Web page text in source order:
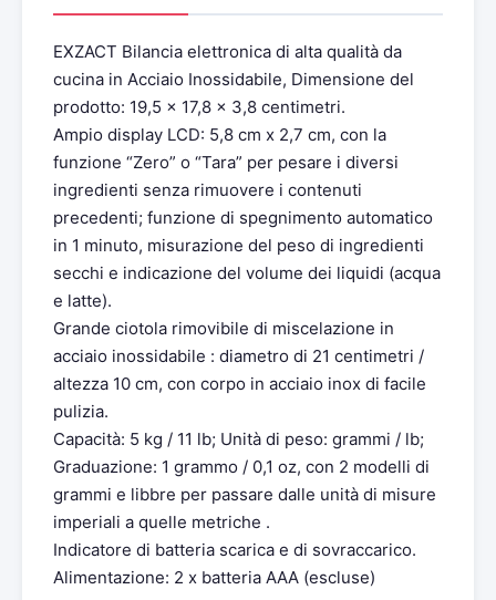
EXZACT Bilancia elettronica di alta qualità da
cucina in Acciaio Inossidabile, Dimensione del
prodotto: 19,5 x 17,8 x 3,8 centimetri.
Ampio display LCD: 5,8 cm x 2,7 cm, con la
funzione “Zero” o “Tara” per pesare i diversi
ingredienti senza rimuovere i contenuti
precedenti; funzione di spegnimento automatico
in 1 minuto, misurazione del peso di ingredienti
secchi e indicazione del volume dei liquidi (acqua
e latte).
Grande ciotola rimovibile di miscelazione in
acciaio inossidabile : diametro di 21 centimetri /
altezza 10 cm, con corpo in acciaio inox di facile
pulizia.
Capacità: 5 kg / 11 lb; Unità di peso: grammi / lb;
Graduazione: 1 grammo / 0,1 oz, con 2 modelli di
grammi e libbre per passare dalle unità di misure
imperiali a quelle metriche .
Indicatore di batteria scarica e di sovraccarico.
Alimentazione: 2 x batteria AAA (escluse)